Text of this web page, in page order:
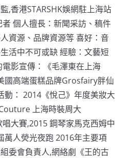
,香港STARSHK娛網駐上海站
個人擅長：新聞采訪、稿件
資源、品牌資源等 喜好：音
活中不可或缺 經驗：文藝短
影宣傳：《毛澤東在上海
國高端蛋糕品牌Grosfairy胖仙
動： 2014《悅己》年度美妝大
上海時裝周大
大賽,2015 鋼琴家馬克西姆中
萬人熒光夜跑 2016年主要項
委會負責人,網絡劇《王的古